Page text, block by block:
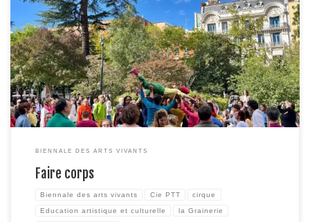
Faire corps, entre et avec les artistes, les partenaires culturels et socio
culturels, les curieux et curieuses: c’était l’objectif du groupe de travail
Action Culturelle, réuni par la Biennale Internationale des Arts vivants de
Toulouse. De cette volonté est né un projet, visant à rassembler des
artistes locaux issus de […]
BIENNALE DES ARTS VIVANTS
Faire corps
Biennale des arts vivants Cie PTT cirque
Education artistique et culturelle la Grainerie